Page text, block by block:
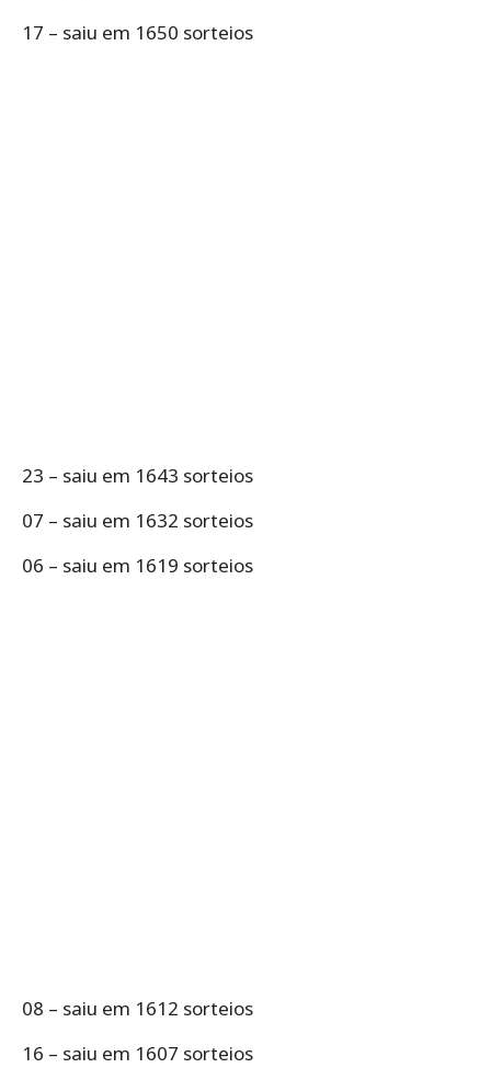
17 – saiu em 1650 sorteios
23 – saiu em 1643 sorteios
07 – saiu em 1632 sorteios
06 – saiu em 1619 sorteios
08 – saiu em 1612 sorteios
16 – saiu em 1607 sorteios